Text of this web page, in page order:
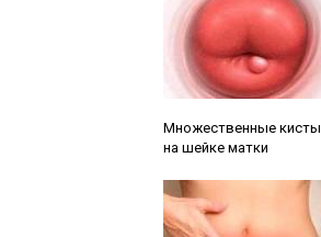
Множественные кисты
на шейке матки